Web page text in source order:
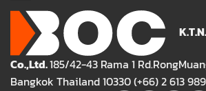
Co.,Ltd.185/42-43 Rama 1
Bangkok Thailand 10330 (+66) 2 613